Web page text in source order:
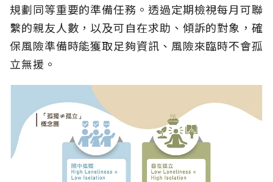
規劃同等重要的準備任務。透過定期檢視每月可聯
繫的親友人數，以及可自在求助、傾訴的對象，確
保風險準備時能獲取足夠資訊、風險來臨時不會孤
立無援。